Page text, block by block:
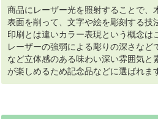
商品にレーザー光を照射することで、
表面を削って、文字や絵を彫刻する技
印刷とは違いカラー表現という概念は
レーザーの強弱による彫りの深さなど
など立体感のある味わい深い雰囲気と
が楽しめるため記念品などに選ばれま